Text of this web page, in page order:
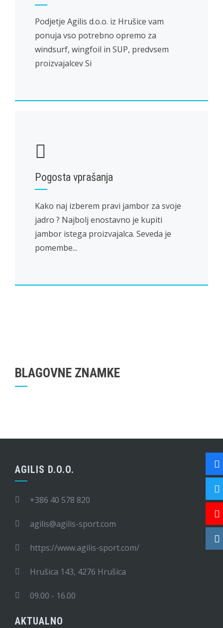
Podjetje Agilis d.o.o. iz Hrušice vam
ponuja vso potrebno opremo za
windsurf, wingfoil in SUP, predvsem
proizvajalcev Si
Pogosta vprašanja
Kako naj izberem pravi jambor za svoje
jadro ? Najbolj enostavno je kupiti
jambor istega proizvajalca. Seveda je
pomembe...
BLAGOVNE ZNAMKE
AGILIS D.O.O.
+386 40 578 820
agilis@agilis-sport.com
https://www.agilis-sport.com/
Hrušica 143, 4276 Hrušica
09.00 - 16.00
AKTUALNO